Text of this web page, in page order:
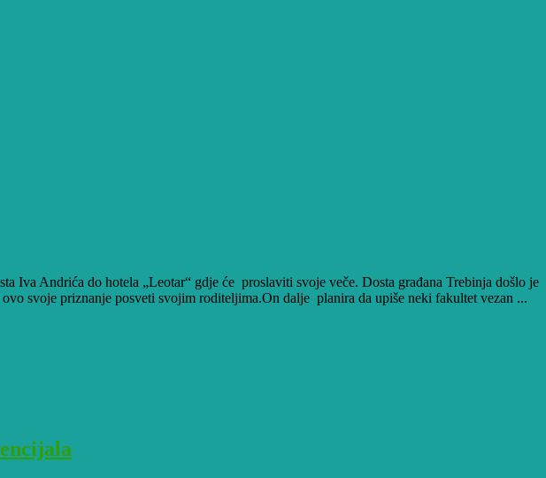
Iva Andrića do hotela „Leotar“ gdje će proslaviti svoje veče. Dosta građana Trebinja došlo je
svoje priznanje posveti svojim roditeljima.On dalje planira da upiše neki fakultet vezan ...